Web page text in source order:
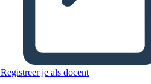
Registreer je als docent